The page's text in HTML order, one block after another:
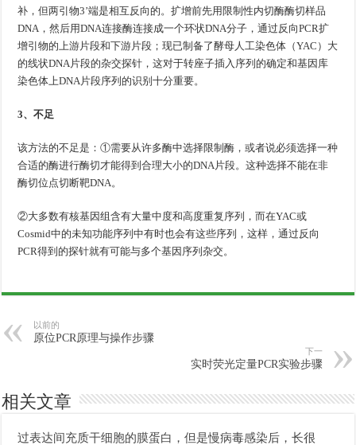
补，但两引物3’端是相互反向的。扩增前先用限制性内切酶酶切样品
DNA，然后用DNA连接酶连接成一个环状DNA分子，通过反向PCR扩
增引物的上游片段和下游片段；现已制备了酵母人工染色体（YAC）大
的线状DNA片段的杂交探针，这对于转座子插入序列的确定和基因库
染色体上DNA片段序列的识别十分重要。
3、不足
该方法的不足是：①需要从许多酶中选择限制酶，或者说必须选择一种
合适的酶进行酶切才能得到合理大小的DNA片段。这种选择不能在非
酶切位点切断靶DNA。
②大多数有核基因组含有大量中度和高度重复序列，而在YAC或
Cosmid中的未知功能序列中有时也会有这些序列，这样，通过反向
PCR得到的探针就有可能与多个基因序列杂交。
以前的
原位PCR原理与操作步骤
下一
实时荧光定量PCR实验步骤
相关文章
过表达间充质干细胞的膜蛋白，但是慢病毒感染后，长很